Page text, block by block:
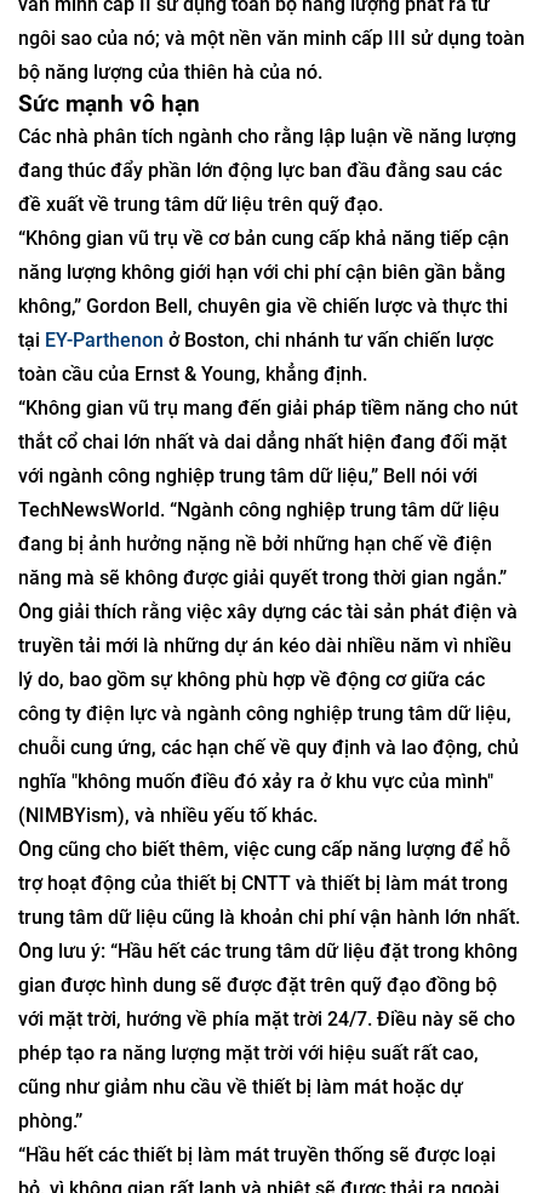
ngôi sao của nó; và một nền văn minh cấp III sử dụng toàn
bộ năng lượng của thiên hà của nó.
Sức mạnh vô hạn
Các nhà phân tích ngành cho rằng lập luận về năng lượng
đang thúc đẩy phần lớn động lực ban đầu đằng sau các
đề xuất về trung tâm dữ liệu trên quỹ đạo.
“Không gian vũ trụ về cơ bản cung cấp khả năng tiếp cận
năng lượng không giới hạn với chi phí cận biên gần bằng
không,” Gordon Bell, chuyên gia về chiến lược và thực thi
tại EY-Parthenon ở Boston, chi nhánh tư vấn chiến lược
toàn cầu của Ernst & Young, khẳng định.
“Không gian vũ trụ mang đến giải pháp tiềm năng cho nút
thắt cổ chai lớn nhất và dai dẳng nhất hiện đang đối mặt
với ngành công nghiệp trung tâm dữ liệu,” Bell nói với
TechNewsWorld. “Ngành công nghiệp trung tâm dữ liệu
đang bị ảnh hưởng nặng nề bởi những hạn chế về điện
năng mà sẽ không được giải quyết trong thời gian ngắn.”
Ông giải thích rằng việc xây dựng các tài sản phát điện và
truyền tải mới là những dự án kéo dài nhiều năm vì nhiều
lý do, bao gồm sự không phù hợp về động cơ giữa các
công ty điện lực và ngành công nghiệp trung tâm dữ liệu,
chuỗi cung ứng, các hạn chế về quy định và lao động, chủ
nghĩa "không muốn điều đó xảy ra ở khu vực của mình"
(NIMBYism), và nhiều yếu tố khác.
Ông cũng cho biết thêm, việc cung cấp năng lượng để hỗ
trợ hoạt động của thiết bị CNTT và thiết bị làm mát trong
trung tâm dữ liệu cũng là khoản chi phí vận hành lớn nhất.
Ông lưu ý: “Hầu hết các trung tâm dữ liệu đặt trong không
gian được hình dung sẽ được đặt trên quỹ đạo đồng bộ
với mặt trời, hướng về phía mặt trời 24/7. Điều này sẽ cho
phép tạo ra năng lượng mặt trời với hiệu suất rất cao,
cũng như giảm nhu cầu về thiết bị làm mát hoặc dự
phòng.”
“Hầu hết các thiết bị làm mát truyền thống sẽ được loại